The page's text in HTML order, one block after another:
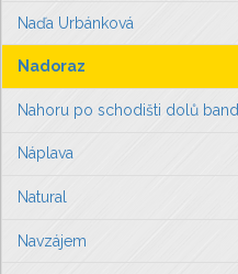
Naďa Urbánková
Nadoraz
Nahoru po schodišti dolů band
Náplava
Natural
Navzájem